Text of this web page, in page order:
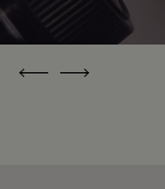
Previous
Next